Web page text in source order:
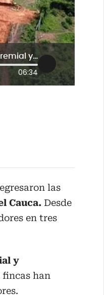
Invasión de predios es insostenible en el norte del Cauca: Consejo Gremial y Empresarial
06:34
las
Cauca. Desde
en tres
y
fincas han